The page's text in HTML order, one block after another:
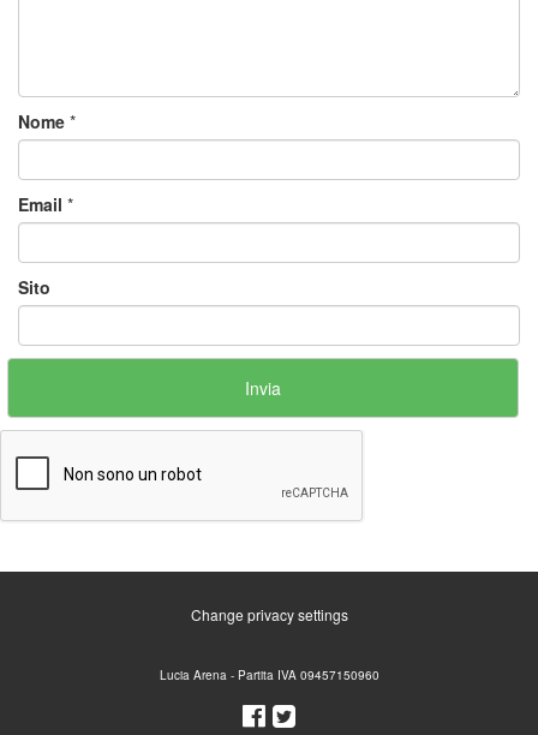
Nome *
Email *
Sito
Change privacy settings
Lucia Arena - Partita IVA 09457150960